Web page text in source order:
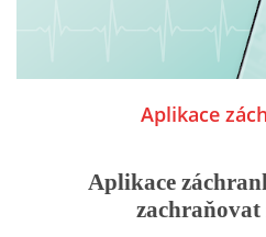
Aplikace
Aplikace